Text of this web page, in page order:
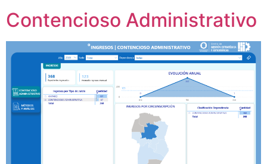
Contencioso Administrativo